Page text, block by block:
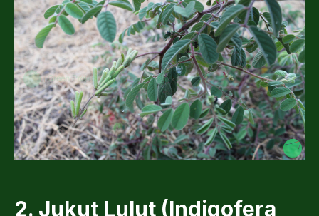
2. Jukut Lulut (Indigofera